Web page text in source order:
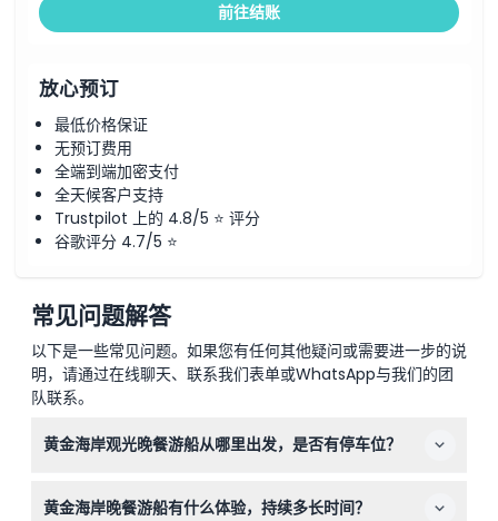
前往结账
放心预订
最低价格保证
无预订费用
全端到端加密支付
全天候客户支持
Trustpilot 上的 4.8/5 ⭐ 评分
谷歌评分 4.7/5 ⭐
常见问题解答
以下是一些常见问题。如果您有任何其他疑问或需要进一步的说
明，请通过在线聊天、联系我们表单或WhatsApp与我们的团
队联系。
黄金海岸观光晚餐游船从哪里出发，是否有停车位？
发。海洋世界停车场提供免费停车，方便您的出行。
黄金海岸晚餐游船有什么体验，持续多长时间？